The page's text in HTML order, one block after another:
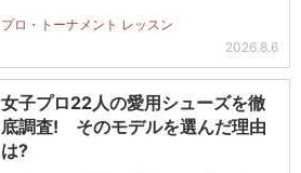
プロ・トーナメント レッスン
2026.8.6
女子プロ22人の愛用シューズを徹
底調査! そのモデルを選んだ理由
は?